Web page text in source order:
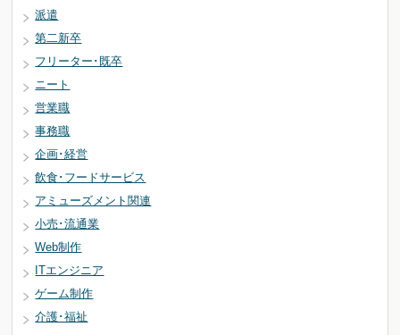
派遣
第二新卒
フリーター･既卒
ニート
営業職
事務職
企画･経営
飲食･フードサービス
アミューズメント関連
小売･流通業
Web制作
ITエンジニア
ゲーム制作
介護･福祉